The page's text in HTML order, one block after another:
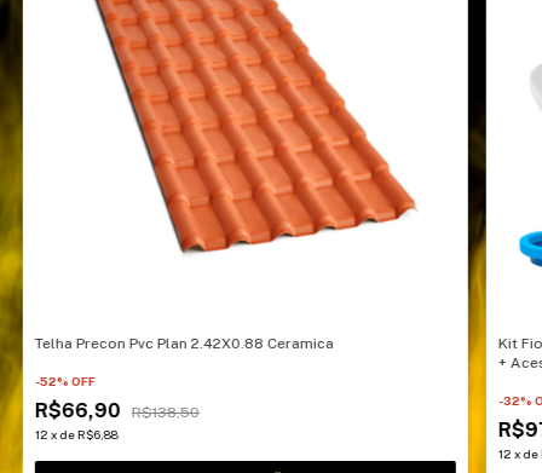
Telha Precon Pvc Plan 2.42X0.88 Ceramica
-52% OFF
R$66,90 R$138,50
12 xdeR$6,88
Kit
+
-32%
12 xde